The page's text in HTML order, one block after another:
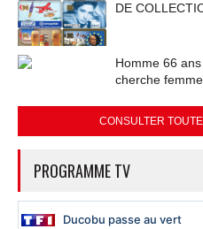
DE
Homme 66
cherche
CONSULTER
PROGRAMME TV